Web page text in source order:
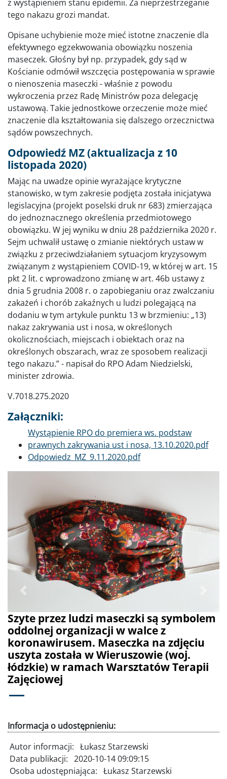
z wystąpieniem stanu epidemii. Za nieprzestrzeganie
tego nakazu grozi mandat.
Opisane uchybienie może mieć istotne znaczenie dla
efektywnego egzekwowania obowiązku noszenia
maseczek. Głośny był np. przypadek, gdy sąd w
Kościanie odmówił wszczęcia postępowania w sprawie
o nienoszenia maseczki - właśnie z powodu
wykroczenia przez Radę Ministrów poza delegację
ustawową. Takie jednostkowe orzeczenie może mieć
znaczenie dla kształtowania się dalszego orzecznictwa
sądów powszechnych.
Odpowiedź MZ (aktualizacja z 10
listopada 2020)
Mając na uwadze opinie wyrażające krytyczne
stanowisko, w tym zakresie podjęta została inicjatywa
legislacyjna (projekt poselski druk nr 683) zmierzająca
do jednoznacznego określenia przedmiotowego
obowiązku. W jej wyniku w dniu 28 października 2020 r.
Sejm uchwalił ustawę o zmianie niektórych ustaw w
związku z przeciwdziałaniem sytuacjom kryzysowym
związanym z wystąpieniem COVID-19, w której w art. 15
pkt 2 lit. c wprowadzono zmianę w art. 46b ustawy z
dnia 5 grudnia 2008 r. o zapobieganiu oraz zwalczaniu
zakażeń i chorób zakaźnych u ludzi polegającą na
dodaniu w tym artykule punktu 13 w brzmieniu: „13)
nakaz zakrywania ust i nosa, w określonych
okolicznościach, miejscach i obiektach oraz na
określonych obszarach, wraz ze sposobem realizacji
tego nakazu.” - napisał do RPO Adam Niedzielski,
minister zdrowia.
V.7018.275.2020
Załączniki:
Dokument
Wystąpienie RPO do premiera ws. podstaw
prawnych zakrywania ust i nosa, 13.10.2020.pdf
Dokument
Odpowiedz_MZ_9.11.2020.pdf
Szyte przez ludzi maseczki są symbolem
oddolnej organizacji w walce z
koronawirusem. Maseczka na zdjęciu
uszyta została w Wieruszowie (woj.
łódzkie) w ramach Warsztatów Terapii
Zajęciowej
Informacja o udostępnieniu:
Autor informacji: Łukasz Starzewski
Data publikacji: 2020-10-14 09:09:15
Osoba udostępniająca: Łukasz Starzewski